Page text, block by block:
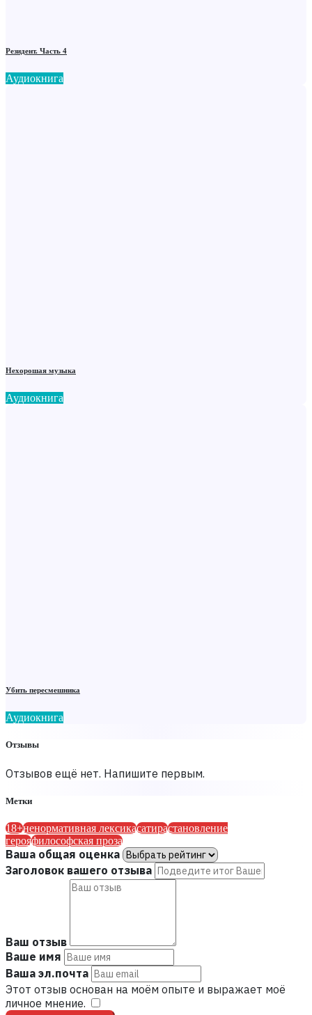
Резидент. Часть 4
Аудиокнига
Нехорошая музыка
Аудиокнига
Убить пересмешника
Аудиокнига
Отзывы
Отзывов ещё нет. Напишите первым.
Метки
18+ненормативная лексикасатирастановление
герояфилософская проза
Ваша общая оценка
Заголовок вашего отзыва
Ваш отзыв
Ваше имя
Ваша эл.почта
Этот отзыв основан на моём опыте и выражает моё
личное мнение.